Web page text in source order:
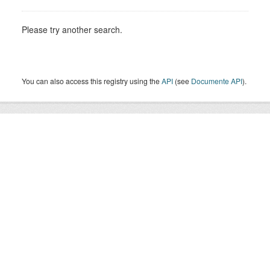
Please try another search.
You can also access this registry using theAPI (see Documente API).